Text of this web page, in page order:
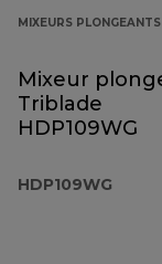
MIXEURS PLONGEANTS
Mixeur
Triblade
HDP109WG
HDP109WG